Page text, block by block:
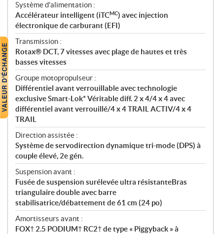
Système d'alimentation :
Accélérateur intelligent (iTCMC) avec injection
électronique de carburant (EFI)
Transmission :
Rotax® DCT, 7 vitesses avec plage de hautes et très
basses vitesses
Groupe motopropulseur :
Différentiel avant verrouillable avec technologie
exclusive Smart-Lok* Véritable diff. 2 x 4/4 x 4 avec
différentiel avant verrouillé/4 x 4 TRAIL ACTIV/4 x 4
TRAIL
Direction assistée :
Système de servodirection dynamique tri-mode (DPS) à
couple élevé, 2e gén.
Suspension avant :
Fusée de suspension surélevée ultra résistanteBras
triangulaire double avec barre
stabilisatrice/débattement de 61 cm (24 po)
Amortisseurs avant :
FOX† 2.5 PODIUM† RC2† de type « Piggyback » à